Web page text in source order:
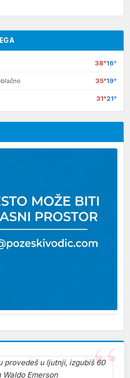
38°16°
35°19°
31°21°
provedeš u ljutnji, izgubiš 60
Emerson